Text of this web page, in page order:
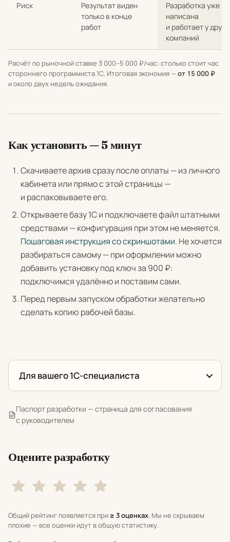
Риск
Результат виден
только в конце
работ
Разработка уже
написана
и работает у
компаний
Расчёт по рыночной ставке 3 000–5 000 ₽/час: столько стоит час
стороннего программиста 1С. Итоговая экономия —от 15 000 ₽
и около двух недель ожидания.
Как установить — 5 минут
Скачиваете архив сразу после оплаты — из личного
кабинета или прямо с этой страницы —
и распаковываете его.
Открываете базу 1С и подключаете файл штатными
средствами — конфигурация при этом не меняется.
Пошаговая инструкция со скриншотами. Не хочется
разбираться самому — при оформлении можно
добавить установку под ключ за 900 ₽:
подключимся удалённо и поставим сами.
Перед первым запуском обработки желательно
сделать копию рабочей базы.
Для вашего 1С-специалиста
Паспорт разработки — страница для согласования
с руководителем
Оцените разработку
Общий рейтинг появляется при ≥ 3 оценках. Мы не скрываем
плохие — все оценки идут в общую статистику.